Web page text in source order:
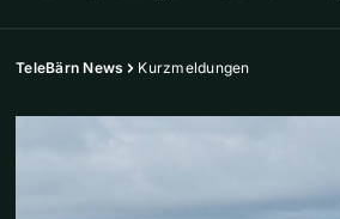
TeleBärn News Kurzmeldungen